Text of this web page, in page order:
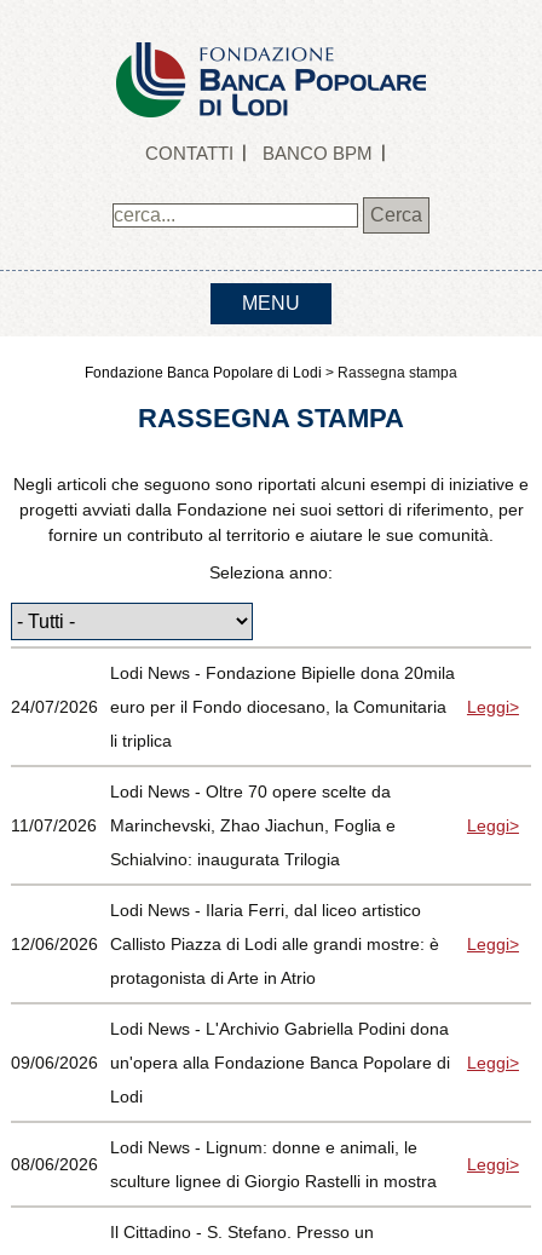
CONTATTI BANCO BPM
MENU
Fondazione Banca Popolare di Lodi > Rassegna stampa
RASSEGNA STAMPA
Negli articoli che seguono sono riportati alcuni esempi di iniziative e
progetti avviati dalla Fondazione nei suoi settori di riferimento, per
fornire un contributo al territorio e aiutare le sue comunità.
Seleziona anno:
24/07/2026
Lodi News - Fondazione Bipielle dona 20mila
euro per il Fondo diocesano, la Comunitaria
li triplica
Leggi>
11/07/2026
Lodi News - Oltre 70 opere scelte da
Marinchevski, Zhao Jiachun, Foglia e
Schialvino: inaugurata Trilogia
Leggi>
12/06/2026
Lodi News - Ilaria Ferri, dal liceo artistico
Callisto Piazza di Lodi alle grandi mostre: è
protagonista di Arte in Atrio
Leggi>
09/06/2026
Lodi News - L'Archivio Gabriella Podini dona
un'opera alla Fondazione Banca Popolare di
Lodi
Leggi>
08/06/2026
Lodi News - Lignum: donne e animali, le
sculture lignee di Giorgio Rastelli in mostra
Leggi>
Il Cittadino - S. Stefano. Presso un